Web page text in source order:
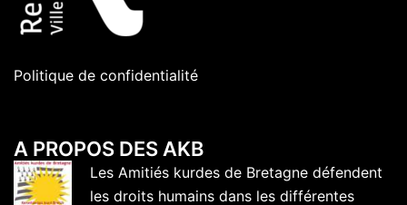
Politique de confidentialité
A PROPOS DES AKB
Les Amitiés kurdes de Bretagne défendent
les droits humains dans les différentes